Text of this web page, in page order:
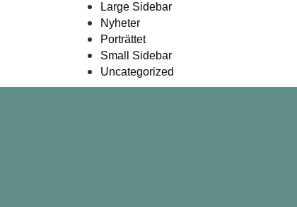
Large Sidebar
Nyheter
Porträttet
Small Sidebar
Uncategorized